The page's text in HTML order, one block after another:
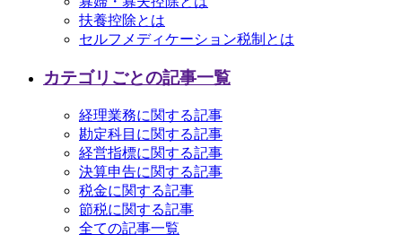
扶養控除とは
セルフメディケーション税制とは
カテゴリごとの記事一覧
経理業務に関する記事
勘定科目に関する記事
経営指標に関する記事
決算申告に関する記事
税金に関する記事
節税に関する記事
全ての記事一覧